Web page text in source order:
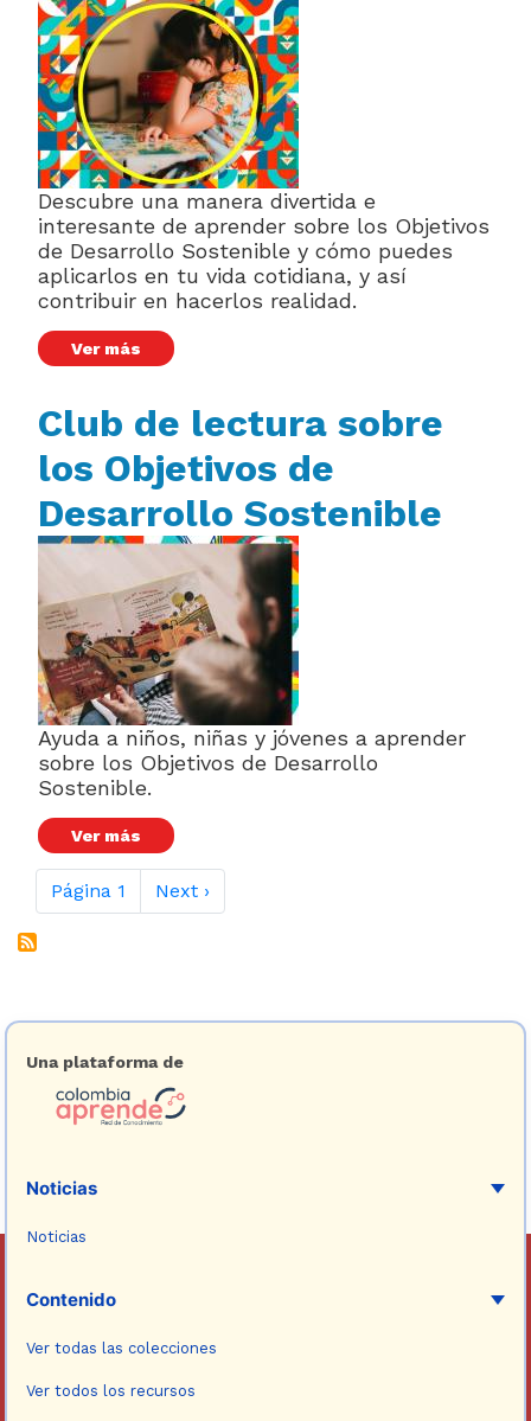
Descubre una manera divertida e
interesante de aprender sobre los Objetivos
de Desarrollo Sostenible y cómo puedes
aplicarlos en tu vida cotidiana, y así
contribuir en hacerlos realidad.
Ver más
Club de lectura sobre
los Objetivos de
Desarrollo Sostenible
Ayuda a niños, niñas y jóvenes a aprender
sobre los Objetivos de Desarrollo
Sostenible.
Ver más
Paginación
Página 1 Siguiente página
Next ›
Una plataforma de
Noticias
Noticias
Contenido
Ver todas las colecciones
Ver todos los recursos